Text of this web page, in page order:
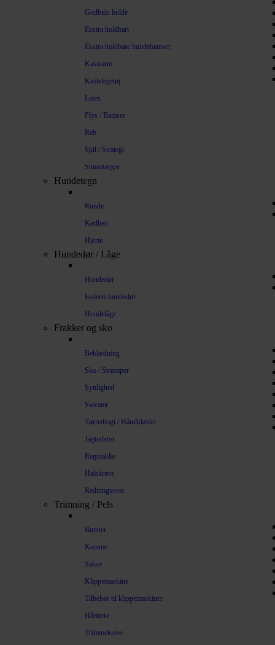
Godbids bolde
Ekstra holdbart
Ekstra holdbare hundebamser
Kastearm
Kastelegetøj
Latex
Plys / Bamser
Reb
Spil / Strategi
Snusetæppe
Hundetegn
Runde
Kødben
Hjerte
Hundedør / Låge
Hundedør
Isoleret hundedør
Hundelåge
Frakker og sko
Beklædning
Sko / Strømper
Synlighed
Sweater
Tørredragt / Håndklæder
Jagtudstyr
Regnjakke
Halskrave
Redningsvest
Trimning / Pels
Børster
Kamme
Sakse
Klippemaskine
Tilbehør til klippemaskiner
Hårtørre
Trimmeknive